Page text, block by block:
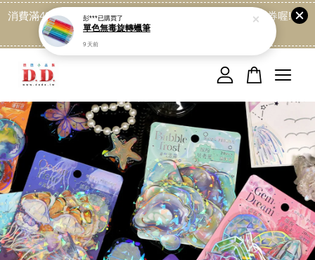
消費滿499免運喔, 記得加LINE:@dede168 領取專屬折扣券喔!
點我
您的購物車目前還是空的。
繼續購物
彭***已購買了
單色無毒旋轉蠟筆
9 天前